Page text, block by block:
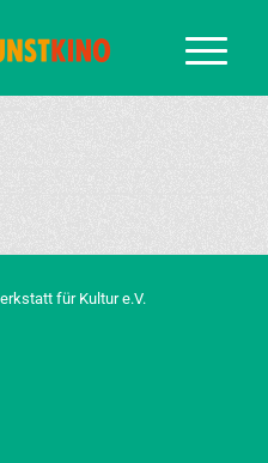
für Kultur e.V.